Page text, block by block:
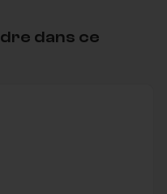
Fontself
dans ce